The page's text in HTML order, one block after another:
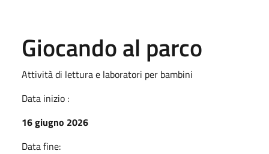
Giocando al parco
Attività di lettura e laboratori per bambini
Data inizio :
16 giugno 2026
Data fine: